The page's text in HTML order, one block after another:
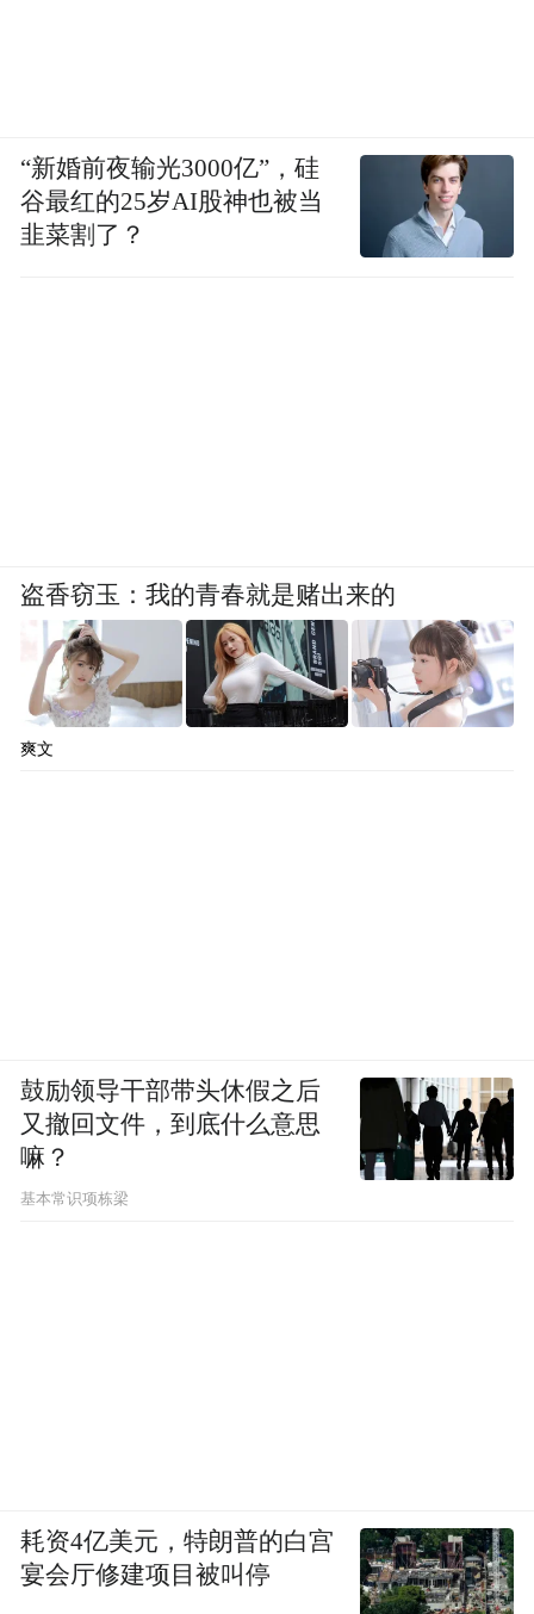
“新婚前夜输光3000亿”，硅
谷最红的25岁AI股神也被当
韭菜割了？
盗香窃玉：我的青春就是赌出来的
爽文
鼓励领导干部带头休假之后
又撤回文件，到底什么意思
嘛？
基本常识项栋梁
耗资4亿美元，特朗普的白宫
宴会厅修建项目被叫停